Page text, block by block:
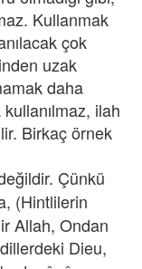
Kullanmak
çok
uzak
daha
ilah
Birkaç örnek
Çünkü
(Hintlilerin
Allah, Ondan
Dieu,